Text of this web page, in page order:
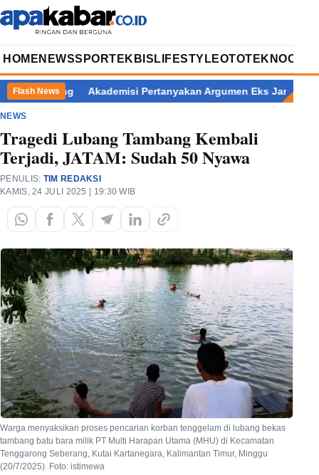
HOME NEWSSPORT EKBIS LIFESTYLEOTOTEKNOOPINI
Flash NewsAkademisi Pertanyakan Argumen Eks Jampidsus
NEWS
Tragedi Lubang Tambang Kembali
Terjadi, JATAM: Sudah 50 Nyawa
PENULIS: TIM REDAKSI
KAMIS, 24 JULI 2025 | 19:30 WIB
Warga menyaksikan proses pencarian korban tenggelam di lubang bekas
tambang batu bara milik PT Multi Harapan Utama (MHU) di Kecamatan
Tenggarong Seberang, Kutai Kartanegara, Kalimantan Timur, Minggu
(20/7/2025). Foto: istimewa